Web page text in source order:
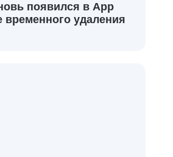
появился в App
временного удаления